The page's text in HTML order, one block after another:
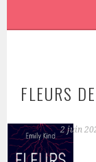
FLEURS
2 juin